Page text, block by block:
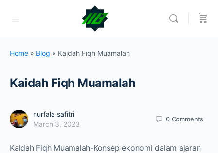
Home » Blog » Kaidah Fiqh Muamalah
Kaidah Fiqh Muamalah
nurfala safitri
March 3, 2023
0 Comments
Kaidah Fiqh Muamalah-Konsep ekonomi dalam ajaran